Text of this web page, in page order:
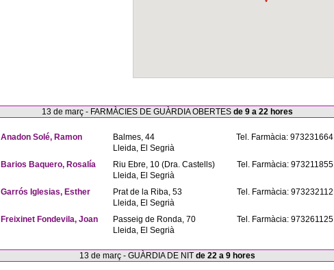
13 de març - FARMÀCIES DE GUÀRDIA OBERTES de 9 a 22 hores
Anadon Solé, Ramon
Balmes, 44
Lleida, El Segrià
Tel. Farmàcia: 973231664
Barios Baquero, Rosalía
Riu Ebre, 10 (Dra. Castells)
Lleida, El Segrià
Tel. Farmàcia: 973211855
Garrós Iglesias, Esther
Prat de la Riba, 53
Lleida, El Segrià
Tel. Farmàcia: 973232112
Freixinet Fondevila, Joan
Passeig de Ronda, 70
Lleida, El Segrià
Tel. Farmàcia: 973261125
13 de març - GUÀRDIA DE NIT de 22 a 9 hores